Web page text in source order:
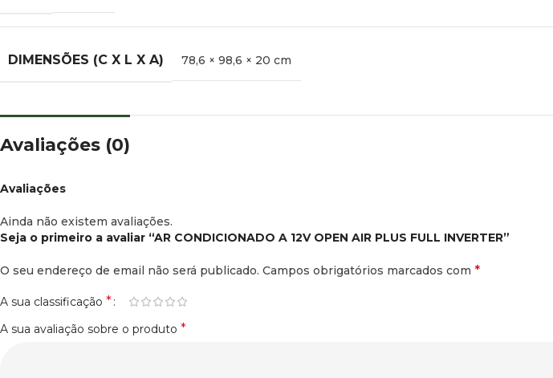
DIMENSÕES (C X L X A) 78,6 × 98,6 × 20 cm
Avaliações (0)
Avaliações
Ainda não existem avaliações.
Seja o primeiro a avaliar “AR CONDICIONADO A 12V OPEN AIR PLUS FULL INVERTER”
O seu endereço de email não será publicado. Campos obrigatórios marcados com *
A sua classificação *
A sua avaliação sobre o produto *